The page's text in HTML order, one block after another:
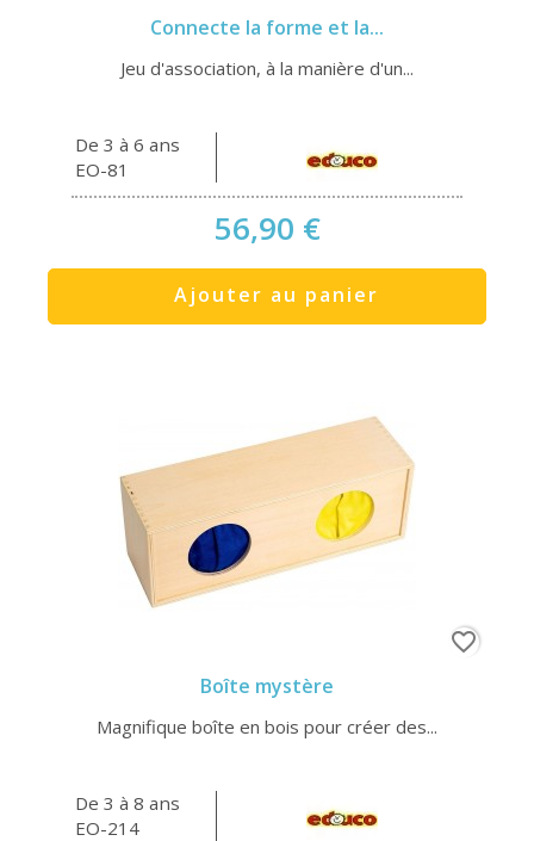
Connecte la forme et la...
Jeu d'association, à la manière d'un...
De 3 à 6 ans
EO-81
56,90 €
Ajouter au panier
Boîte mystère
Magnifique boîte en bois pour créer des...
De 3 à 8 ans
EO-214
favorite_border